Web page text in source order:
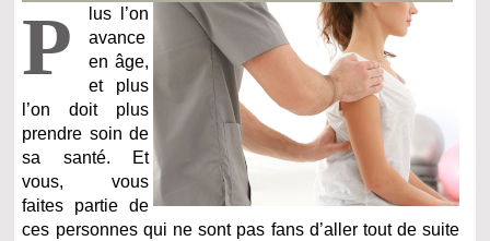
P
lus l’on
avance
en âge,
et plus
l’on doit plus
prendre soin de
sa santé. Et
vous, vous
faites partie de
ces personnes qui ne sont pas fans d’aller tout de suite